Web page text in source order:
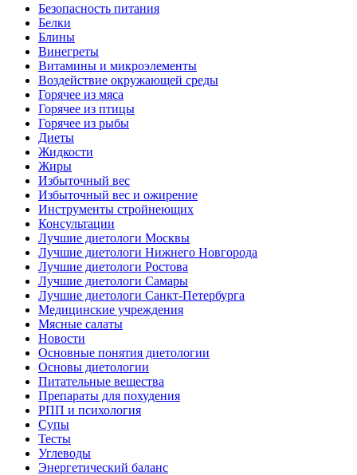
Безопасность питания
Белки
Блины
Винегреты
Витамины и микроэлементы
Воздействие окружающей среды
Горячее из мяса
Горячее из птицы
Горячее из рыбы
Диеты
Жидкости
Жиры
Избыточный вес
Избыточный вес и ожирение
Инструменты стройнеющих
Консультации
Лучшие диетологи Москвы
Лучшие диетологи Нижнего Новгорода
Лучшие диетологи Ростова
Лучшие диетологи Самары
Лучшие диетологи Санкт-Петербурга
Медицинские учреждения
Мясные салаты
Новости
Основные понятия диетологии
Основы диетологии
Питательные вещества
Препараты для похудения
РПП и психология
Супы
Тесты
Углеводы
Энергетический баланс